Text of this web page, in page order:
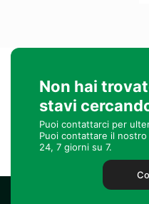
Non hai
stavi
Puoi contattarci per
Puoi contattare il
24, 7 giorni su 7.